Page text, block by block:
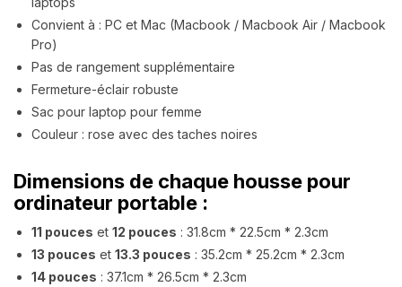
Convient à : PC et Mac (Macbook / Macbook Air / Macbook
Pro)
Pas de rangement supplémentaire
Fermeture-éclair robuste
Sac pour laptop pour femme
Couleur : rose avec des taches noires
Dimensions de chaque housse pour
ordinateur portable :
11 pouces et 12 pouces : 31.8cm * 22.5cm * 2.3cm
13 pouces et 13.3 pouces : 35.2cm * 25.2cm * 2.3cm
14 pouces : 37.1cm * 26.5cm * 2.3cm